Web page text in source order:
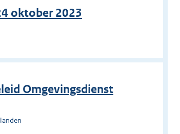
oktober 2023
Omgevingsdienst